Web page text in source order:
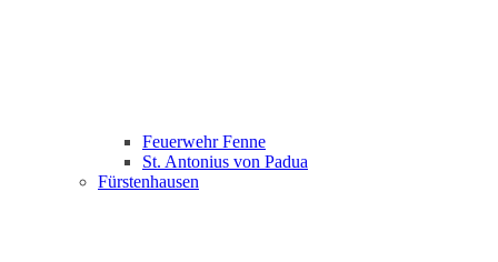
Feuerwehr Fenne
St. Antonius von Padua
Fürstenhausen